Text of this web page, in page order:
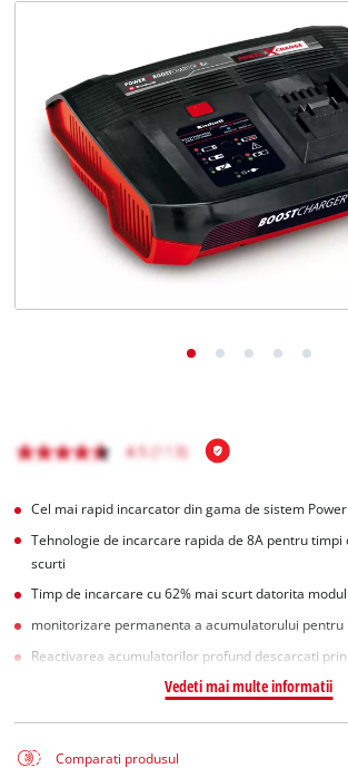
Română
RORomână
English
Cel mai rapid incarcator din gama de sistem Power
Tehnologie de incarcare rapida de 8A pentru timpi
scurti
Timp de incarcare cu 62% mai scurt datorita
monitorizare permanenta a acumulatorului pentru
Reactivarea acumulatorilor profund descarcati
Vedeti mai multe informatii
Comparati produsul